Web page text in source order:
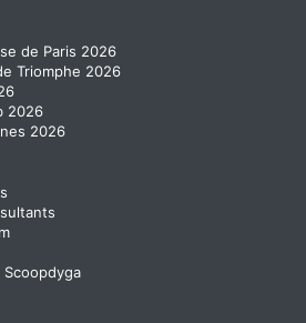
de Paris 2026
Triomphe 2026
2026
2026
Scoopdyga